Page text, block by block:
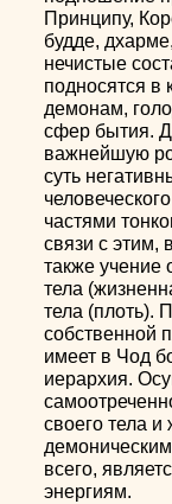
Принципу,
будде,
нечистые
подносятся в
демонам,
сфер бытия.
важнейшую
суть
частями
связи с этим,
также учение
тела
тела (плоть).
собственной
имеет в Чод
иерархия.
своего тела
всего,
энергиям.